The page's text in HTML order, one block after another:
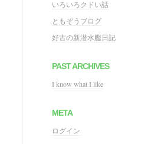
いろいろクドい話
ともぞうブログ
好古の新潜水艦日記
PAST ARCHIVES
I know what I like
META
ログイン